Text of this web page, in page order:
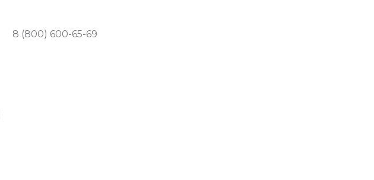
8 (800) 600-65-69